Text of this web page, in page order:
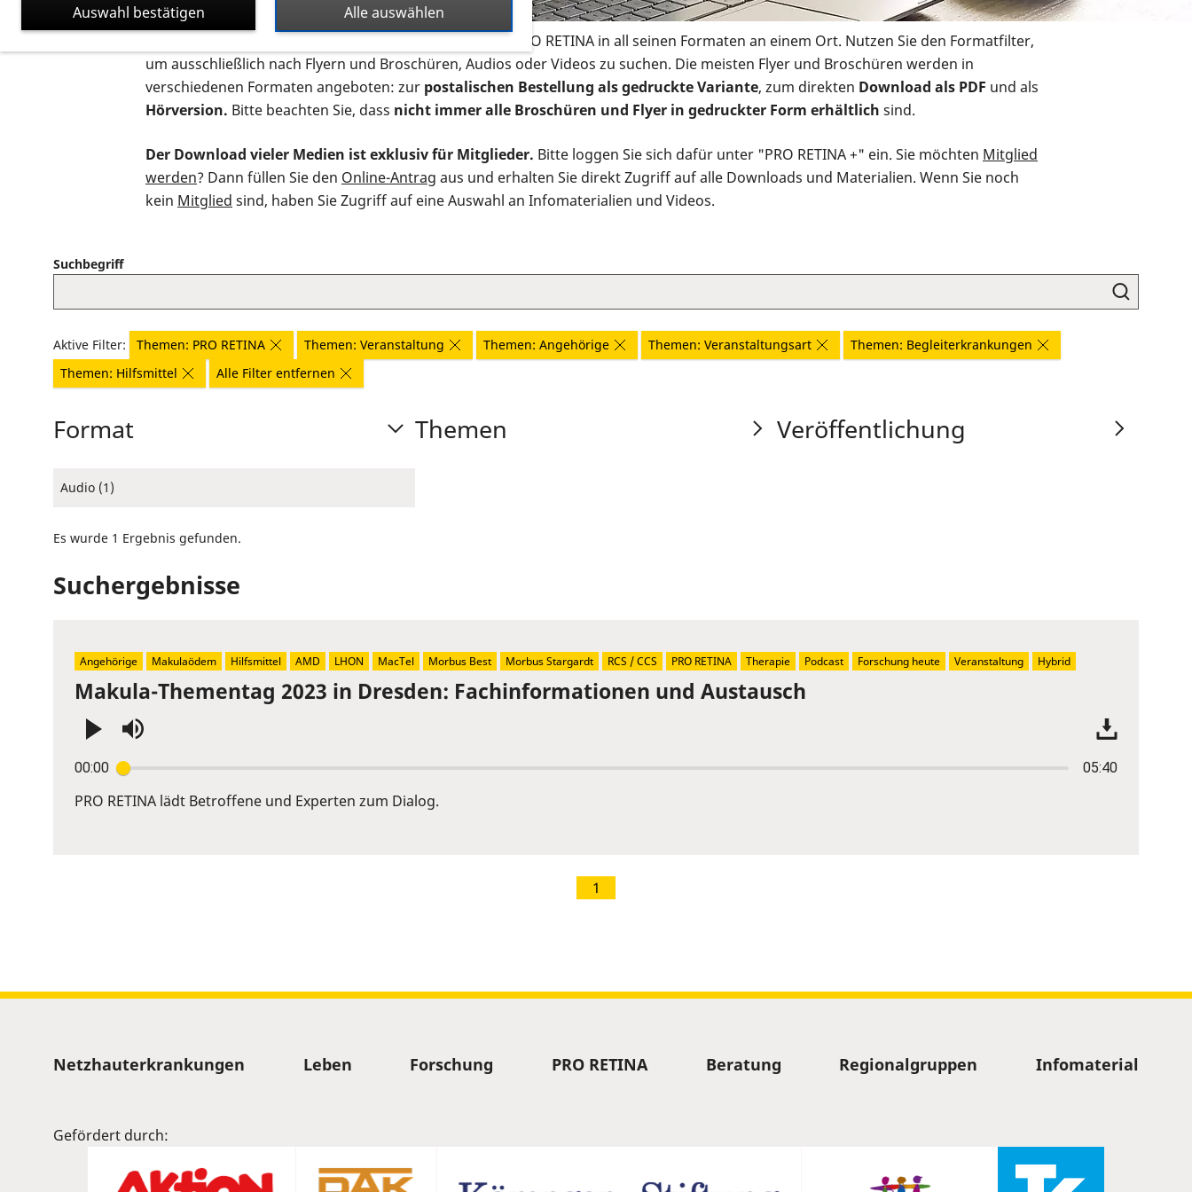
Auf dieser Seite finden Sie sämtliches Infomaterial der PRO RETINA in all seinen Formaten an einem Ort. Nutzen Sie den Formatfilter,
um ausschließlich nach Flyern und Broschüren, Audios oder Videos zu suchen. Die meisten Flyer und Broschüren werden in
verschiedenen Formaten angeboten: zur postalischen Bestellung als gedruckte Variante, zum direkten Download als PDF und als
Hörversion. Bitte beachten Sie, dass nicht immer alle Broschüren und Flyer in gedruckter Form erhältlich sind.
Der Download vieler Medien ist exklusiv für Mitglieder. Bitte loggen Sie sich dafür unter "PRO RETINA +" ein. Sie möchten Mitglied
werden? Dann füllen Sie den Online-Antrag aus und erhalten Sie direkt Zugriff auf alle Downloads und Materialien. Wenn Sie noch
kein Mitglied sind, haben Sie Zugriff auf eine Auswahl an Infomaterialien und Videos.
Suchbegriff
Aktive Filter: Themen: PRO RETINA Themen: Veranstaltung Themen: Angehörige Themen: Veranstaltungsart
Themen: Begleiterkrankungen
Themen: Hilfsmittel
Alle Filter entfernen
Format
Audio (1)
Themen Veröffentlichung
Es wurde 1 Ergebnis gefunden.
Suchergebnisse
Makula-Thementag 2023 in Dresden: Fachinformationen und Austausch
00:00 05:40
Enter
or
PRO RETINA lädt Betroffene und Experten zum Dialog.
Angehörige Makulaödem Hilfsmittel AMD LHON MacTel Morbus Best Morbus Stargardt RCS / CCS PRO RETINA Therapie Podcast Forschung heute Veranstaltung Hybrid
1
Sitemap
Netzhauterkrankungen Leben Forschung PRO RETINA Beratung Regionalgruppen Infomaterial
Gefördert durch:
Alle auswählen
Auswahl bestätigen